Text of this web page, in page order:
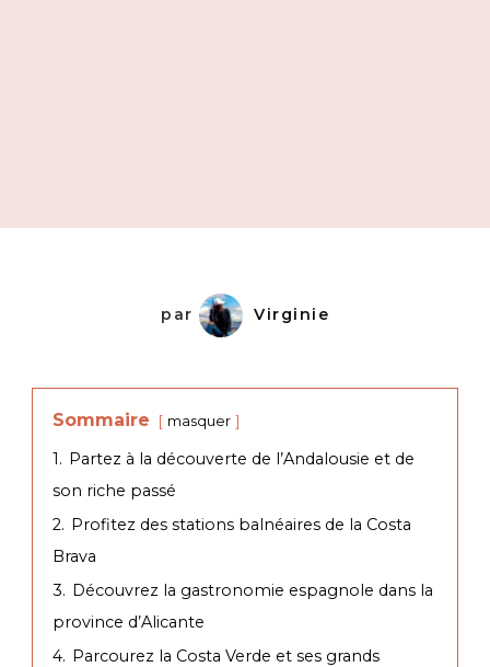
par Virginie
Sommaire masquer
1. Partez à la découverte de l’Andalousie et de
son riche passé
2. Profitez des stations balnéaires de la Costa
Brava
3. Découvrez la gastronomie espagnole dans la
province d’Alicante
4. Parcourez la Costa Verde et ses grands